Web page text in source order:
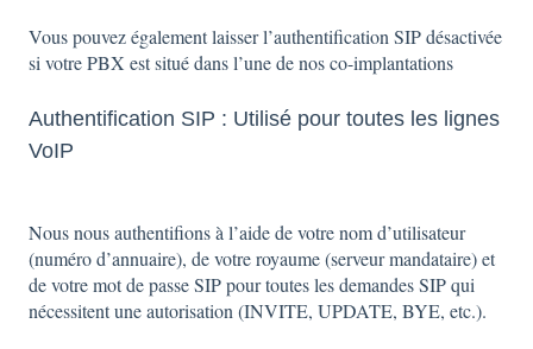
Vous pouvez également laisser l’authentification SIP désactivée
si votre PBX est situé dans l’une de nos co-implantations
Authentification SIP : Utilisé pour toutes les lignes
VoIP
Nous nous authentifions à l’aide de votre nom d’utilisateur
(numéro d’annuaire), de votre royaume (serveur mandataire) et
de votre mot de passe SIP pour toutes les demandes SIP qui
nécessitent une autorisation (INVITE, UPDATE, BYE, etc.).